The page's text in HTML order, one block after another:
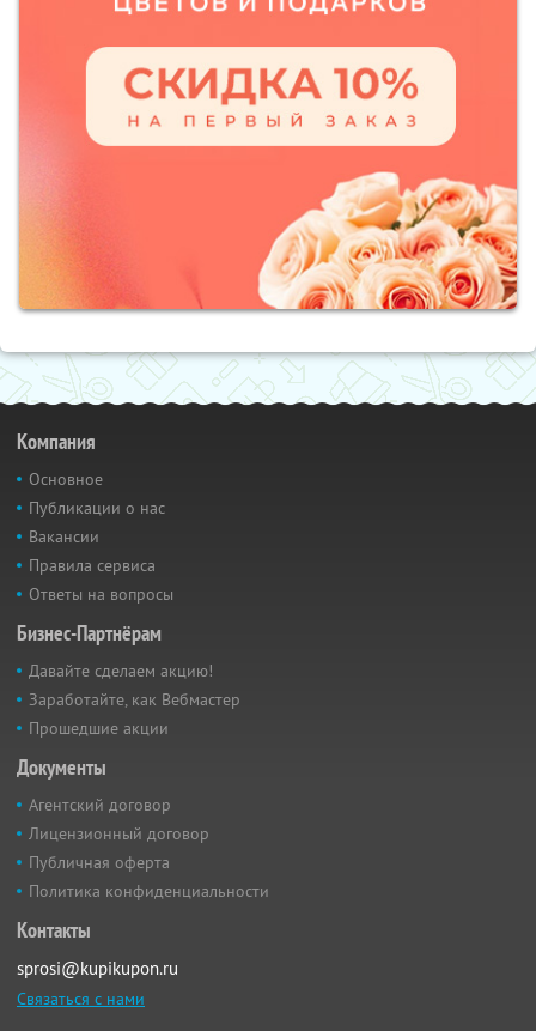
Компания
Основное
Публикации о нас
Вакансии
Правила сервиса
Ответы на вопросы
Бизнес-Партнёрам
Давайте сделаем акцию!
Заработайте, как Вебмастер
Прошедшие акции
Документы
Агентский договор
Лицензионный договор
Публичная оферта
Политика конфиденциальности
Контакты
sprosi@kupikupon.ru
Связаться с нами